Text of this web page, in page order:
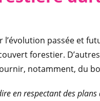
l’évolution passée et
forestier.
notamment, du
en respectant des